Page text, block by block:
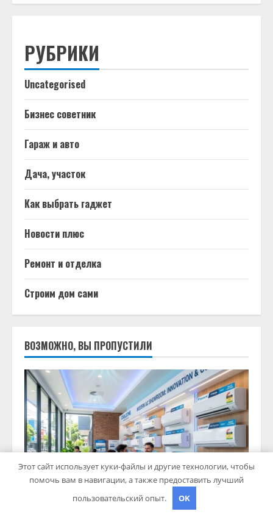
РУБРИКИ
Uncategorised
Бизнес советник
Гараж и авто
Дача, участок
Как выбрать гаджет
Новости плюс
Ремонт и отделка
Строим дом сами
ВОЗМОЖНО, ВЫ ПРОПУСТИЛИ
Этот сайт использует куки-файлы и другие технологии, чтобы
помочь вам в навигации, а также предоставить лучший
пользовательский опыт.
OK